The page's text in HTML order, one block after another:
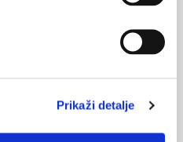
Prikaži detalje
najčešćih